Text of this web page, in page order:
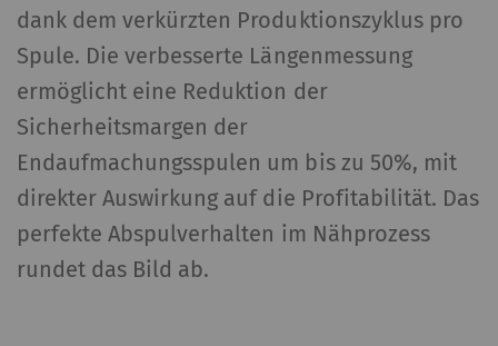
dank dem verkürzten Produktionszyklus pro
Spule. Die verbesserte Längenmessung
ermöglicht eine Reduktion der
Sicherheitsmargen der
Endaufmachungsspulen um bis zu 50%, mit
direkter Auswirkung auf die Profitabilität. Das
perfekte Abspulverhalten im Nähprozess
rundet das Bild ab.